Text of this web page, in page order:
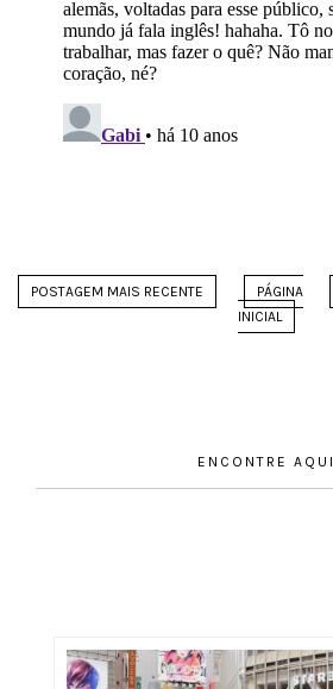
POSTAGEM MAIS RECENTE
PÁGINA
INICIAL
ENCONTRE AQUI